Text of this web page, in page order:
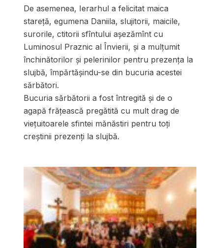
De asemenea, Ierarhul a felicitat maica
stareță, egumena Daniila, slujitorii, maicile,
surorile, ctitorii sfîntului așezămînt cu
Luminosul Praznic al Învierii, și a mulțumit
închinătorilor și pelerinilor pentru prezența la
slujbă, împărtășindu-se din bucuria acestei
sărbători.
Bucuria sărbătorii a fost întregită și de o
agapă frățească pregătită cu mult drag de
viețuitoarele sfintei mănăstiri pentru toți
creștinii prezenți la slujbă.